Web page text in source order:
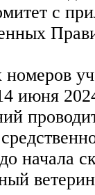
с
июня
начала